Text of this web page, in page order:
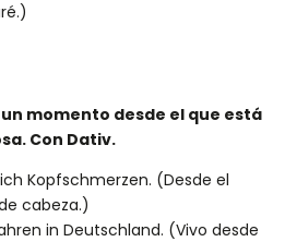
momento desde el que está
Con Dativ.
Kopfschmerzen. (Desde el
cabeza.)
in Deutschland. (Vivo desde